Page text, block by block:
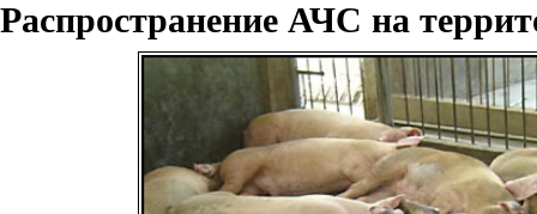
Распространение АЧС на